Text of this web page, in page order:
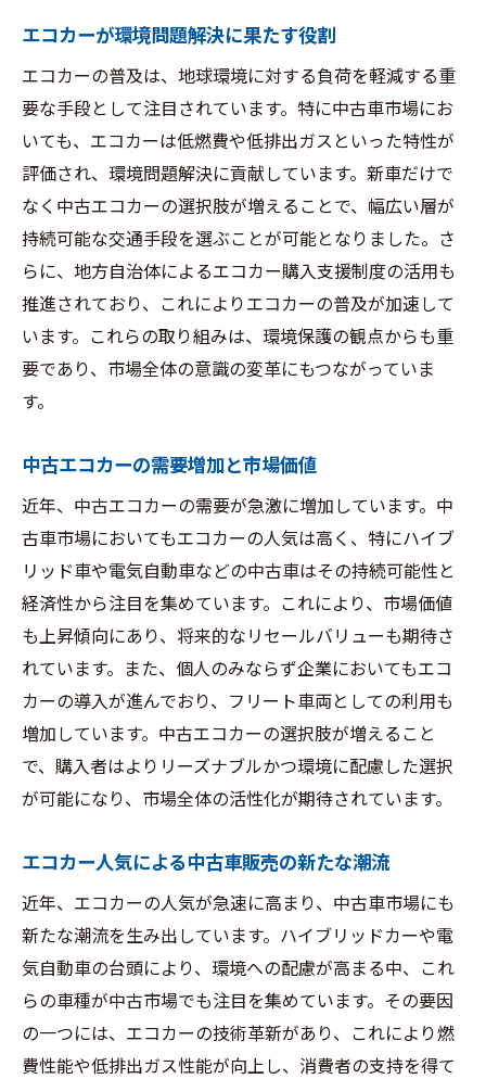
エコカーが環境問題解決に果たす役割
エコカーの普及は、地球環境に対する負荷を軽減する重
要な手段として注目されています。特に中古車市場にお
いても、エコカーは低燃費や低排出ガスといった特性が
評価され、環境問題解決に貢献しています。新車だけで
なく中古エコカーの選択肢が増えることで、幅広い層が
持続可能な交通手段を選ぶことが可能となりました。さ
らに、地方自治体によるエコカー購入支援制度の活用も
推進されており、これによりエコカーの普及が加速して
います。これらの取り組みは、環境保護の観点からも重
要であり、市場全体の意識の変革にもつながっていま
す。
中古エコカーの需要増加と市場価値
近年、中古エコカーの需要が急激に増加しています。中
古車市場においてもエコカーの人気は高く、特にハイブ
リッド車や電気自動車などの中古車はその持続可能性と
経済性から注目を集めています。これにより、市場価値
も上昇傾向にあり、将来的なリセールバリューも期待さ
れています。また、個人のみならず企業においてもエコ
カーの導入が進んでおり、フリート車両としての利用も
増加しています。中古エコカーの選択肢が増えること
で、購入者はよりリーズナブルかつ環境に配慮した選択
が可能になり、市場全体の活性化が期待されています。
エコカー人気による中古車販売の新たな潮流
近年、エコカーの人気が急速に高まり、中古車市場にも
新たな潮流を生み出しています。ハイブリッドカーや電
気自動車の台頭により、環境への配慮が高まる中、これ
らの車種が中古市場でも注目を集めています。その要因
の一つには、エコカーの技術革新があり、これにより燃
費性能や低排出ガス性能が向上し、消費者の支持を得て